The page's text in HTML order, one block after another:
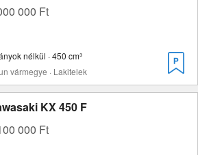
000 Ft
nélkül · 450 cm³
vármegye · Lakitelek
KX 450 F
000 Ft